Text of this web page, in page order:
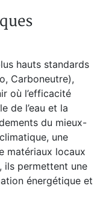
hauts standards
Carboneutre),
où l’efficacité
de l’eau et la
du mieux-
une
matériaux locaux
ils permettent une
énergétique et